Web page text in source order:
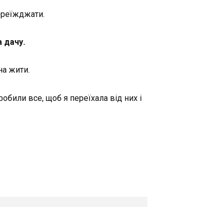
дачу.
жити.
все, щоб я переїхала від них і